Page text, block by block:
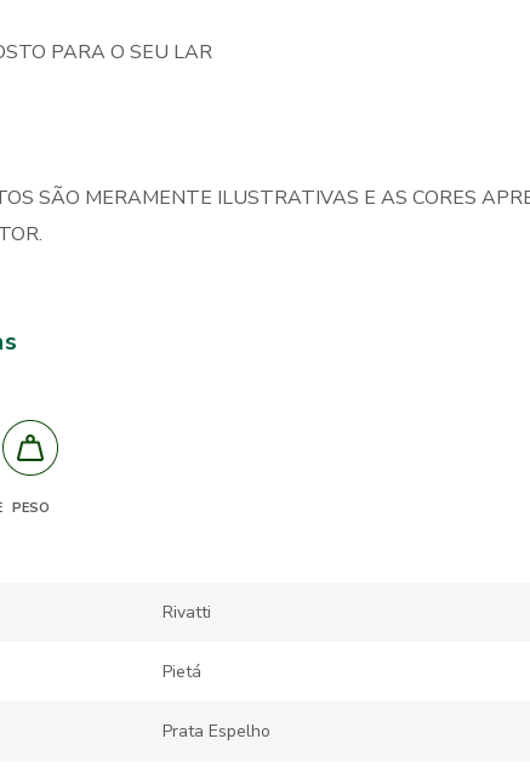
PARA O SEU LAR
SÃO MERAMENTE ILUSTRATIVAS E AS CORES
PESO
Rivatti
Pietá
Prata Espelho